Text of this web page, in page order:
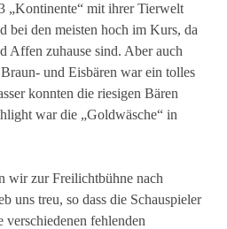
„Kontinente“ mit ihrer Tierwelt
bei den meisten hoch im Kurs, da
Affen zuhause sind. Aber auch
und Eisbären war ein tolles
konnten die riesigen Bären
war die „Goldwäsche“ in
wir zur Freilichtbühne nach
uns treu, so dass die Schauspieler
fehlenden